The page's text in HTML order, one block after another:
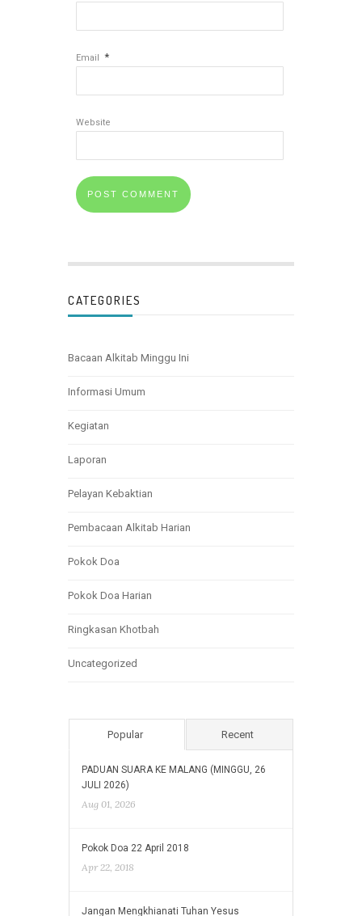
Email *
Website
CATEGORIES
Bacaan Alkitab Minggu Ini
Informasi Umum
Kegiatan
Laporan
Pelayan Kebaktian
Pembacaan Alkitab Harian
Pokok Doa
Pokok Doa Harian
Ringkasan Khotbah
Uncategorized
Popular Recent
PADUAN SUARA KE MALANG (MINGGU, 26
JULI 2026)
Aug 01, 2026
Pokok Doa 22 April 2018
Apr 22, 2018
Jangan Mengkhianati Tuhan Yesus